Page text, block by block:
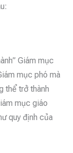
Giám mục
mục phó mà
thể trở thành
mục giáo
quy định của